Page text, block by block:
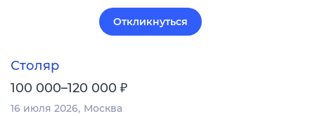
Откликнуться
Столяр
100 000–120 000 ₽
16 июля 2026 Москва